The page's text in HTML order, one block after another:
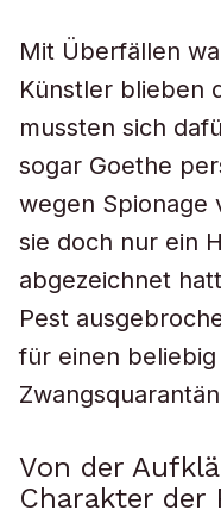
Mit Überfällen
Künstler blieben
mussten sich
sogar Goethe
wegen Spionage
sie doch nur ein
abgezeichnet
Pest
für einen
Von der
Charakter der